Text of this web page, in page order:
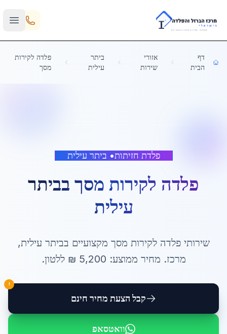
Skip to main content
דף
הבית
אזורי
שירות
ביתר
עילית
פלדה לקירות
מסך
פלדת חזיתות• ביתר עילית
פלדה לקירות מסך בביתר
עילית
שירותיפלדה לקירות מסך מקצועיים בביתר עילית,
מרכז. מחיר ממוצע: 5,200 ₪ ללטון.
קבל הצעת מחיר חינם
!
וואטסאפ